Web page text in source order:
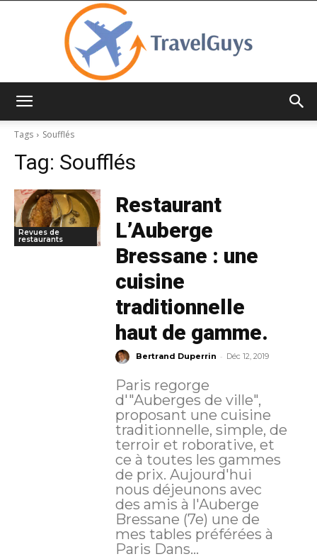
Tags
Soufflés
Tag: Soufflés
Revues de
restaurants
Restaurant
L’Auberge
Bressane : une
cuisine
traditionnelle
haut de gamme.
Bertrand Duperrin - Déc 12, 2019
Paris regorge
d'"Auberges de ville",
proposant une cuisine
traditionnelle, simple, de
terroir et roborative, et
ce à toutes les gammes
de prix. Aujourd'hui
nous déjeunons avec
des amis à l'Auberge
Bressane (7e) une de
mes tables préférées à
Paris Dans...